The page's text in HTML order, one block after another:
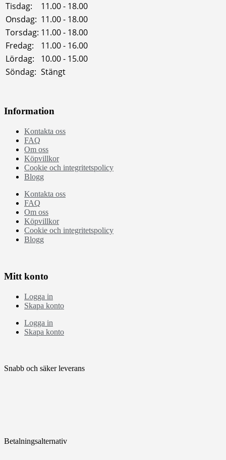
Tisdag:
11.00 - 18.00
Onsdag: 11.00 - 18.00
Torsdag: 11.00 - 18.00
Fredag:
11.00 - 16.00
Lördag:
10.00 - 15.00
Söndag: Stängt
Information
Kontakta oss
FAQ
Om oss
Köpvillkor
Cookie och integritetspolicy
Blogg
Kontakta oss
FAQ
Om oss
Köpvillkor
Cookie och integritetspolicy
Blogg
Mitt konto
Logga in
Skapa konto
Logga in
Skapa konto
Snabb och säker leverans
Betalningsalternativ